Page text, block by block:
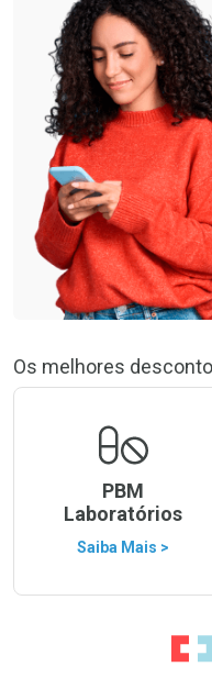
Os melhores
PBM
Laboratórios
Saiba Mais >
Ir